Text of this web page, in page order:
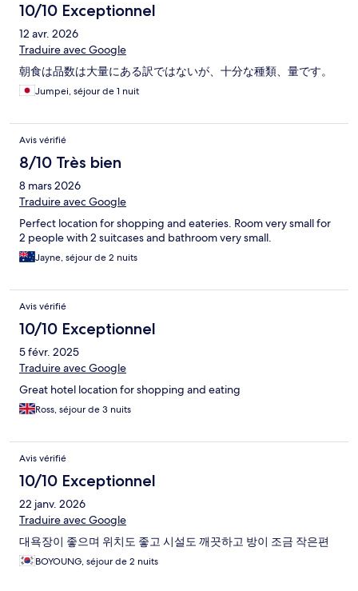
10/10 Exceptionnel
12 avr. 2026
Traduire avec Google
朝食は品数は大量にある訳ではないが、十分な種類、量です。
Jumpei, séjour de 1 nuit
Avis vérifié
8/10 Très bien
8 mars 2026
Traduire avec Google
Perfect location for shopping and eateries. Room very small for
2 people with 2 suitcases and bathroom very small.
Jayne, séjour de 2 nuits
Avis vérifié
10/10 Exceptionnel
5 févr. 2025
Traduire avec Google
Great hotel location for shopping and eating
Ross, séjour de 3 nuits
Avis vérifié
10/10 Exceptionnel
22 janv. 2026
Traduire avec Google
대욕장이 좋으며 위치도 좋고 시설도 깨끗하고 방이 조금 작은편
BOYOUNG, séjour de 2 nuits